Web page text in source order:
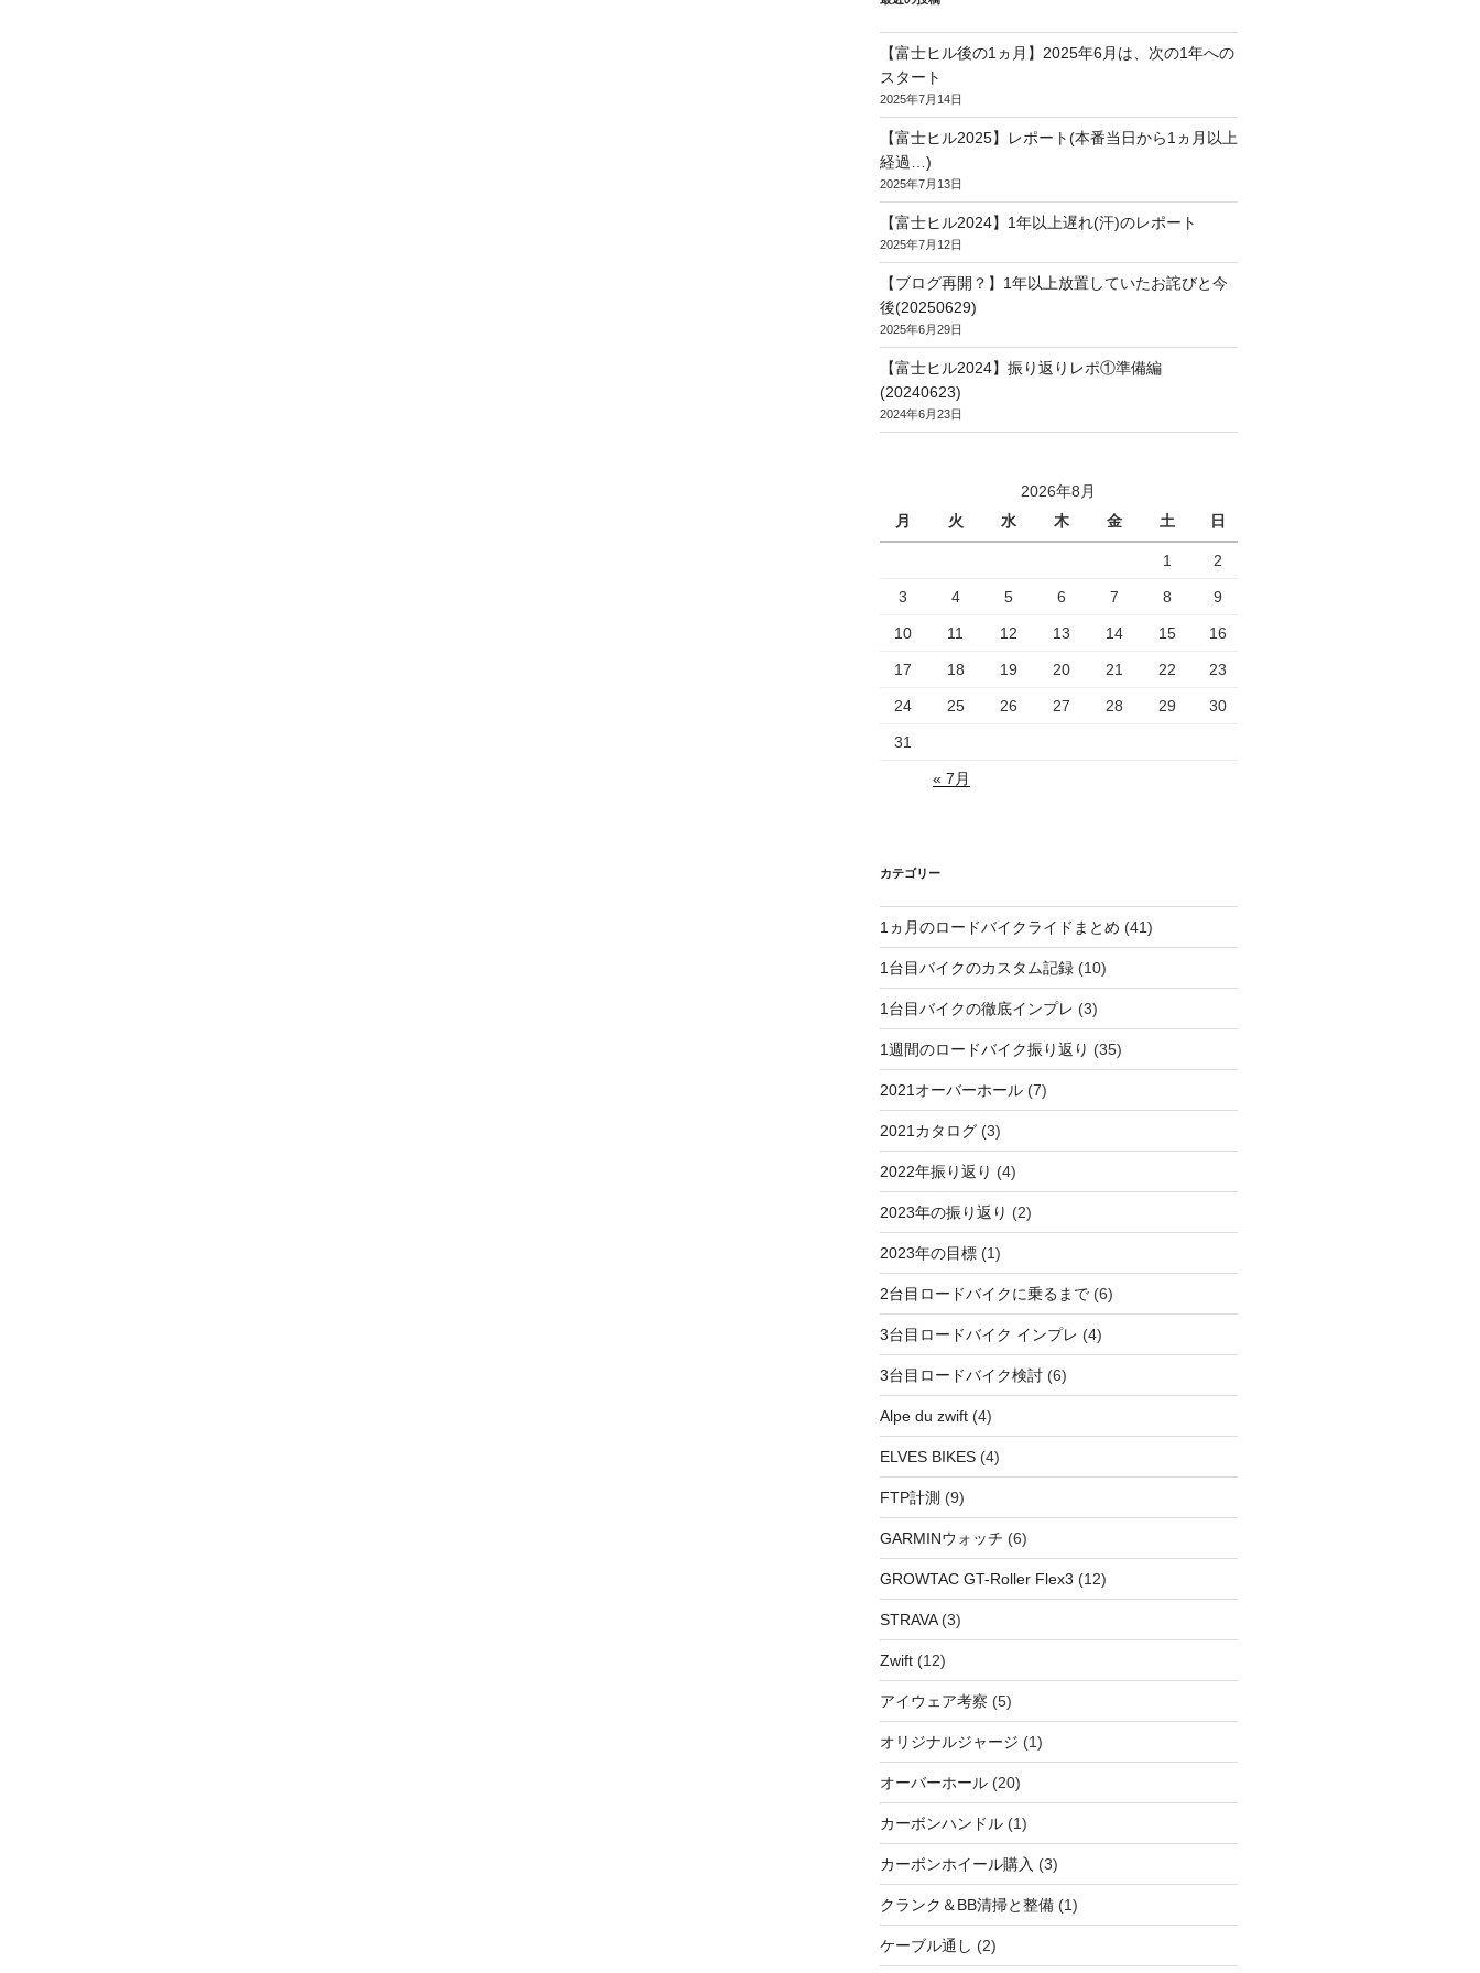
【富士ヒル後の1ヵ月】2025年6月は、次の1年への
スタート
2025年7月14日
【富士ヒル2025】レポート(本番当日から1ヵ月以上
経過…)
2025年7月13日
【富士ヒル2024】1年以上遅れ(汗)のレポート
2025年7月12日
【ブログ再開？】1年以上放置していたお詫びと今
後(20250629)
2025年6月29日
【富士ヒル2024】振り返りレポ①準備編
(20240623)
2024年6月23日
2026年8月
月
火 水 木 金 土 日
1 2
3 4 5 6 7 8 9
10 11 12 13 14 15 16
17 18 19 20 21 22 23
24 25 26 27 28 29 30
31
« 7月
カテゴリー
1ヵ月のロードバイクライドまとめ (41)
1台目バイクのカスタム記録(10)
1台目バイクの徹底インプレ (3)
1週間のロードバイク振り返り (35)
2021オーバーホール(7)
2021カタログ(3)
2022年振り返り (4)
2023年の振り返り (2)
2023年の目標(1)
2台目ロードバイクに乗るまで(6)
3台目ロードバイク インプレ (4)
3台目ロードバイク検討(6)
Alpe du zwift(4)
ELVES BIKES(4)
FTP計測 (9)
GARMINウォッチ (6)
GROWTAC GT-Roller Flex3 (12)
STRAVA(3)
Zwift(12)
アイウェア考察 (5)
オリジナルジャージ (1)
オーバーホール(20)
カーボンハンドル(1)
カーボンホイール購入 (3)
クランク＆BB清掃と整備(1)
ケーブル通し (2)